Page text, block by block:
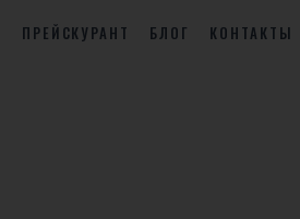
ПРЕЙСКУРАНТ БЛОГ КОНТАКТЫ